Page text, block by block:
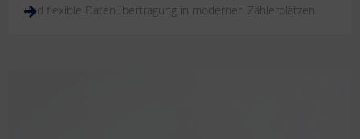
und flexible Datenübertragung in modernen Zählerplätzen.